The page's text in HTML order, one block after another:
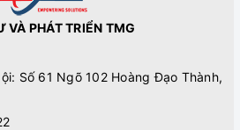
VÀ PHÁT TRIỂN TMG
Số 61 Ngõ 102 Hoàng Đạo Thành,